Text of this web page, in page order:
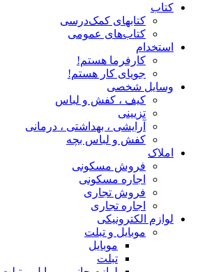
کتاب
کتابهای کمک‌درسی
کتاب‌های عمومی
استخدام
کارفرما هستم!
جویای کار هستم!
وسایل شخصی
کیف ، کفش و لباس
تزیینی
آرایشی ، بهداشتی ، درمانی
کفش و لباس بچه
املاک
فروش مسکونی
اجاره مسکونی
فروش تجاری
اجاره تجاری
لوازم الکترونیکی
موبایل و تبلت
موبایل
تبلت